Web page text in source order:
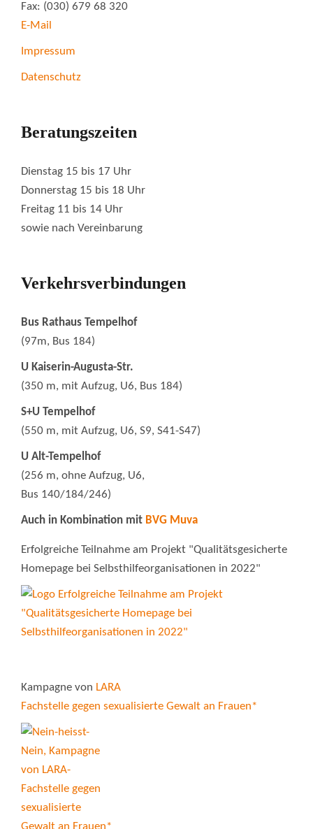
Fax: (030) 679 68 320
E-Mail
Impressum
Datenschutz
Beratungszeiten
Dienstag 15 bis 17 Uhr
Donnerstag 15 bis 18 Uhr
Freitag 11 bis 14 Uhr
sowie nach Vereinbarung
Verkehrsverbindungen
Bus Rathaus Tempelhof
(97m, Bus 184)
U Kaiserin-Augusta-Str.
(350 m, mit Aufzug, U6, Bus 184)
S+U Tempelhof
(550 m, mit Aufzug, U6, S9, S41-S47)
U Alt-Tempelhof
(256 m, ohne Aufzug, U6,
Bus 140/184/246)
Auch in Kombination mit BVG Muva
Erfolgreiche Teilnahme am Projekt "Qualitätsgesicherte
Homepage bei Selbsthilfeorganisationen in 2022"
Kampagne von LARA
Fachstelle gegen sexualisierte Gewalt an Frauen*